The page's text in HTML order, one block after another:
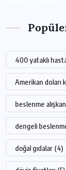
400 yataklı
Amerikan doları
beslenme
dengeli
doğal gıdalar (4)